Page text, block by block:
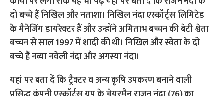
यहां पर बता दें कि ट्रैक्टर व अन्य कृषि उपकरण बनाने वाली